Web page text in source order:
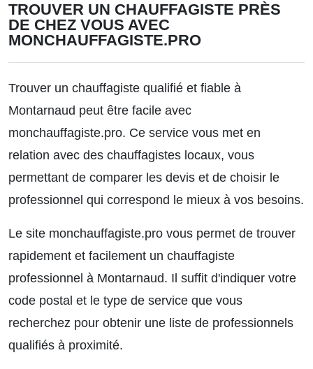
TROUVER UN CHAUFFAGISTE PRÈS
DE CHEZ VOUS AVEC
MONCHAUFFAGISTE.PRO
Trouver un chauffagiste qualifié et fiable à
Montarnaud peut être facile avec
monchauffagiste.pro. Ce service vous met en
relation avec des chauffagistes locaux, vous
permettant de comparer les devis et de choisir le
professionnel qui correspond le mieux à vos besoins.
Le site monchauffagiste.pro vous permet de trouver
rapidement et facilement un chauffagiste
professionnel à Montarnaud. Il suffit d'indiquer votre
code postal et le type de service que vous
recherchez pour obtenir une liste de professionnels
qualifiés à proximité.